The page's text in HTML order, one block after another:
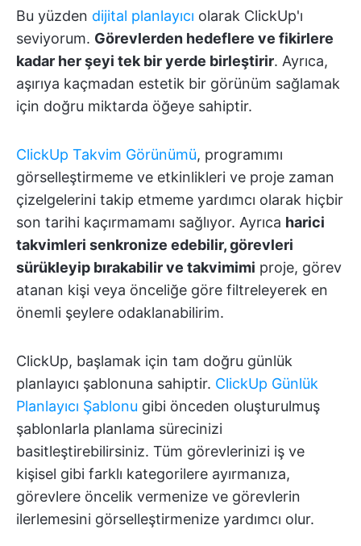
Bu yüzden dijital planlayıcı olarak ClickUp'ı
seviyorum. Görevlerden hedeflere ve fikirlere
kadar her şeyi tek bir yerde birleştirir. Ayrıca,
aşırıya kaçmadan estetik bir görünüm sağlamak
için doğru miktarda öğeye sahiptir.
ClickUp Takvim Görünümü, programımı
görselleştirmeme ve etkinlikleri ve proje zaman
çizelgelerini takip etmeme yardımcı olarak hiçbir
son tarihi kaçırmamamı sağlıyor. Ayrıca harici
takvimleri senkronize edebilir, görevleri
sürükleyip bırakabilir ve takvimimi proje, görev
atanan kişi veya önceliğe göre filtreleyerek en
önemli şeylere odaklanabilirim.
ClickUp, başlamak için tam doğru günlük
planlayıcı şablonuna sahiptir. ClickUp Günlük
Planlayıcı Şablonu gibi önceden oluşturulmuş
şablonlarla planlama sürecinizi
basitleştirebilirsiniz. Tüm görevlerinizi iş ve
kişisel gibi farklı kategorilere ayırmanıza,
görevlere öncelik vermenize ve görevlerin
ilerlemesini görselleştirmenize yardımcı olur.